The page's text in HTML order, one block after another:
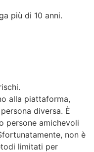
più di 10 anni.
alla piattaforma,
diversa. È
persone amichevoli
non è
limitati per